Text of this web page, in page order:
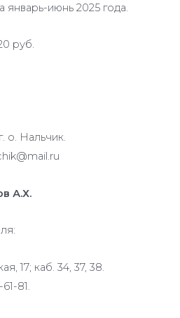
январь-июнь 2025 года.
руб.
о. Нальчик.
А.Х.
17; каб. 34, 37, 38.
81.